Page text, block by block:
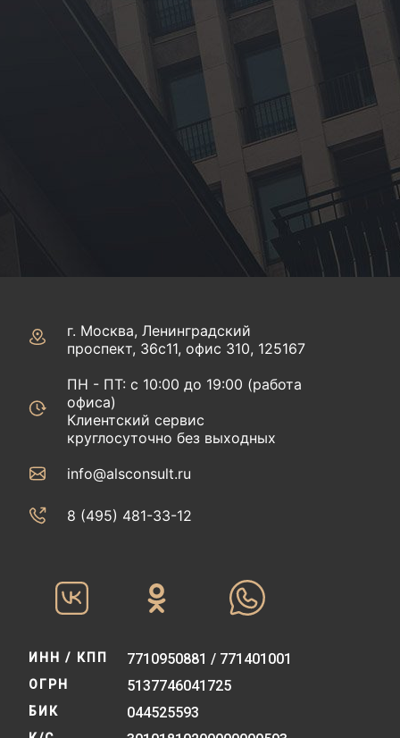
г. Москва, Ленинградский
проспект, 36с11, офис 310, 125167
ПН - ПТ: с 10:00 до 19:00 (работа
офиса)
Клиентский сервис
круглосуточно без выходных
info@alsconsult.ru
8 (495) 481-33-12‬‬
ИНН / КПП 7710950881 / 771401001
ОГРН 5137746041725
БИК 044525593